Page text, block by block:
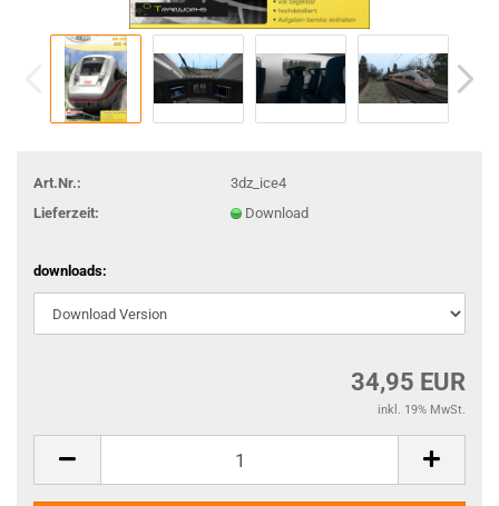
Art.Nr.:
3dz_ice4
Lieferzeit:
Download
downloads:
34,95 EUR
inkl. 19% MwSt.